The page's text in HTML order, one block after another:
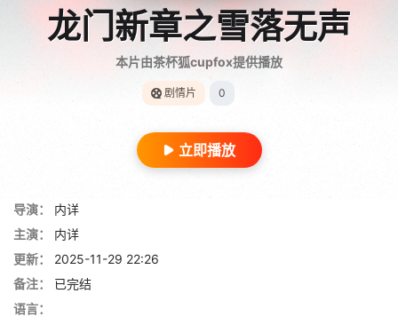
龙门新章之雪落无声
本片由茶杯狐cupfox提供播放
剧情片 0
立即播放
导演：
内详
主演：
内详
更新：
2025-11-29 22:26
备注：
已完结
语言：